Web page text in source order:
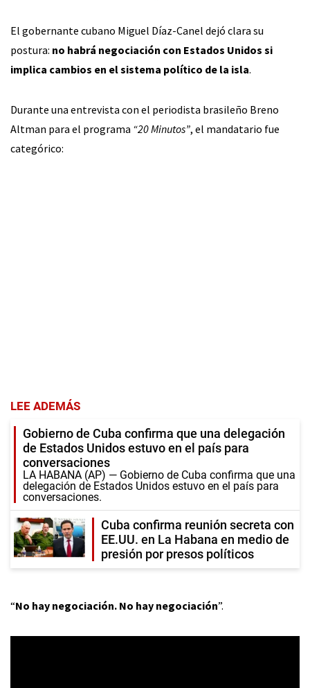
El gobernante cubano Miguel Díaz-Canel dejó clara su
postura: no habrá negociación con Estados Unidos si
implica cambios en el sistema político de la isla.
Durante una entrevista con el periodista brasileño Breno
Altman para el programa “20 Minutos”, el mandatario fue
categórico:
LEE ADEMÁS
Gobierno de Cuba confirma que una delegación
de Estados Unidos estuvo en el país para
conversaciones
LA HABANA (AP) — Gobierno de Cuba confirma que una
delegación de Estados Unidos estuvo en el país para
conversaciones.
Cuba confirma reunión secreta con
EE.UU. en La Habana en medio de
presión por presos políticos
“No hay negociación. No hay negociación”.